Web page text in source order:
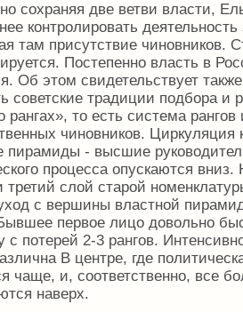
сохраняя две ветви власти,
контролировать
там присутствие чиновников.
Постепенно власть в
Об этом свидетельствует
советские традиции подбора и
рангах», то есть система
чиновников. Циркуляция
пирамиды - высшие
процесса опускаются
третий слой старой
с вершины властной
первое лицо довольно
с потерей 2-3 рангов.
В центре, где
чаще, и, соответственно, все
наверх.